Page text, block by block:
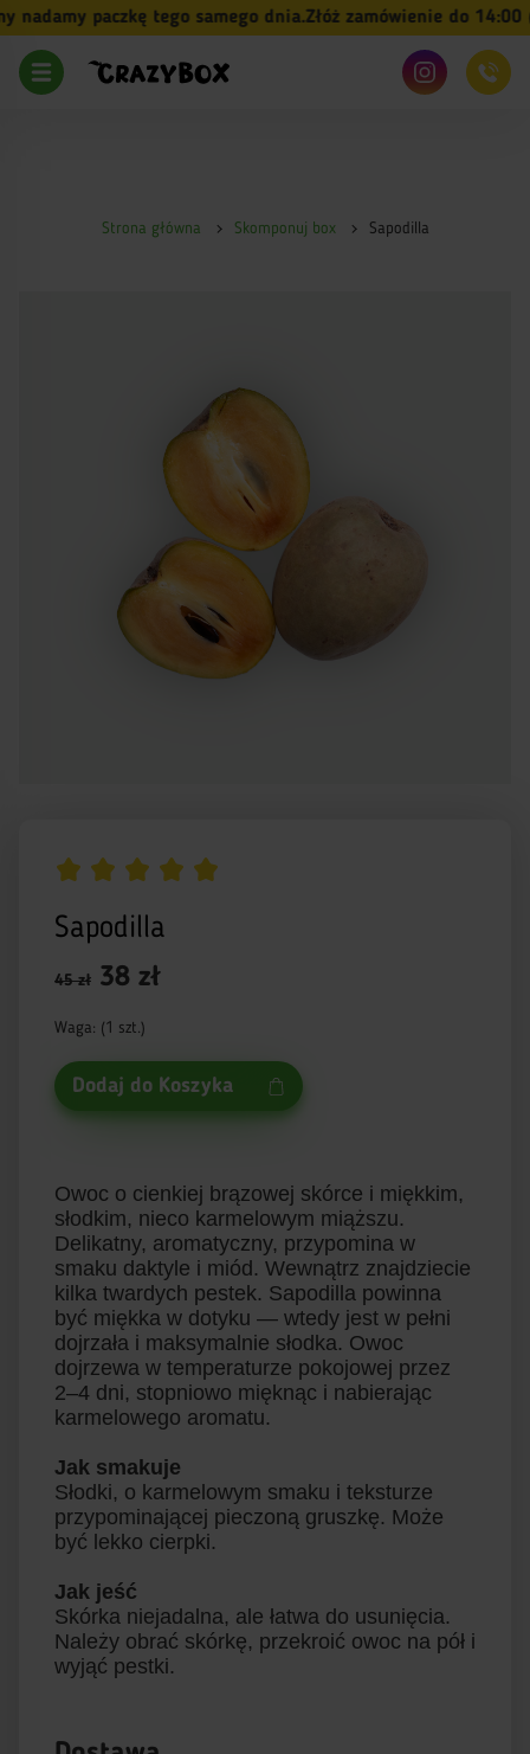
paczkę tego samego dnia.Złóż zamówienie do 14:00
Strona główna Skomponuj box Sapodilla
Sapodilla
45 zł 38 zł
Waga: (1 szt.)
Dodaj do Koszyka
Owoc o cienkiej brązowej skórce i miękkim,
słodkim, nieco karmelowym miąższu.
Delikatny, aromatyczny, przypomina w
smaku daktyle i miód. Wewnątrz znajdziecie
kilka twardych pestek. Sapodilla powinna
być miękka w dotyku — wtedy jest w pełni
dojrzała i maksymalnie słodka. Owoc
dojrzewa w temperaturze pokojowej przez
2–4 dni, stopniowo mięknąc i nabierając
karmelowego aromatu.
Jak smakuje
Słodki, o karmelowym smaku i teksturze
przypominającej pieczoną gruszkę. Może
być lekko cierpki.
Jak jeść
Skórka niejadalna, ale łatwa do usunięcia.
Należy obrać skórkę, przekroić owoc na pół i
wyjąć pestki.